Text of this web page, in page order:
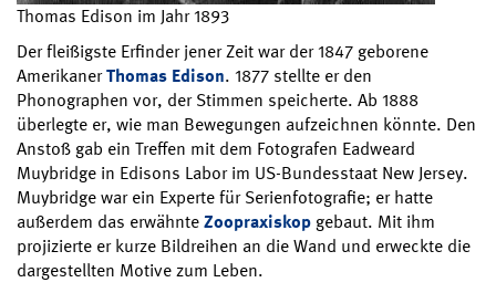
Thomas Edison im Jahr 1893
Der fleißigste Erfinder jener Zeit war der 1847 geborene
AmerikanerThomas Edison. 1877 stellte er den
Phonographen vor, der Stimmen speicherte. Ab 1888
überlegte er, wie man Bewegungen aufzeichnen könnte. Den
Anstoß gab ein Treffen mit dem Fotografen Eadweard
Muybridge in Edisons Labor im US-Bundesstaat New Jersey.
Muybridge war ein Experte für Serienfotografie; er hatte
außerdem das erwähnteZoopraxiskopgebaut. Mit ihm
projizierte er kurze Bildreihen an die Wand und erweckte die
dargestellten Motive zum Leben.